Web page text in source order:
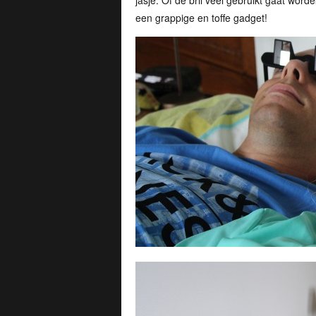
een grappige en toffe gadget!